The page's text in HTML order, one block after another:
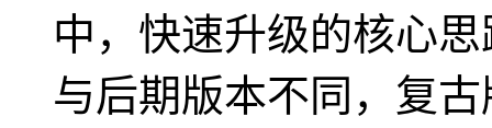
中，快速升级的核心
与后期版本不同，复